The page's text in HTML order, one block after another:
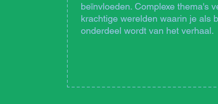
beïnvloeden. Complexe thema's
krachtige werelden waarin je als
onderdeel wordt van het verhaal.